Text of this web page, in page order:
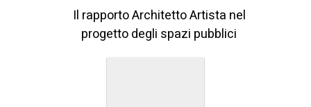
Il rapporto Architetto Artista nel
progetto degli spazi pubblici